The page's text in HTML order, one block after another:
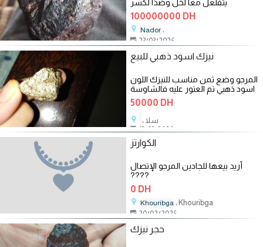
يتفلعل معا لخل وضذا لكسر
100000000 DH
Nador ،
23/03/2026
نيزك اسود ذهبي للبيع
المرجو وضع ثمن مناسب للنيزك اللون
اسود ذهبي تم العتور عليه فالشاوسة
نواحي سطات ابن احمد
50000 DH
، سلا
13/03/2026
الكوارتز
أريد بيعها للجادين المرجو الإتصال
????
0 DH
Khouribga ، Khouribga
20/02/2026
حجر نيزك